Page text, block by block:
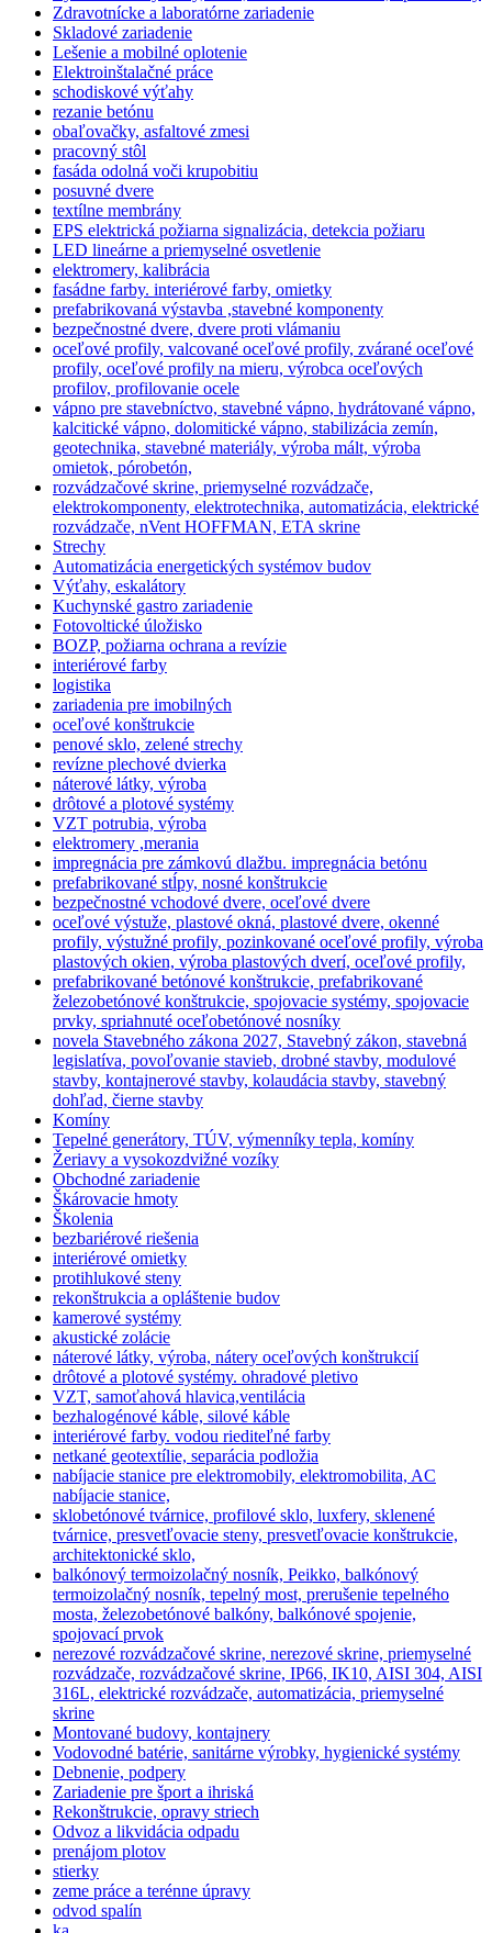
Zdravotnícke a laboratórne zariadenie
Skladové zariadenie
Lešenie a mobilné oplotenie
Elektroinštalačné práce
schodiskové výťahy
rezanie betónu
obaľovačky, asfaltové zmesi
pracovný stôl
fasáda odolná voči krupobitiu
posuvné dvere
textílne membrány
EPS elektrická požiarna signalizácia, detekcia požiaru
LED lineárne a priemyselné osvetlenie
elektromery, kalibrácia
fasádne farby. interiérové farby, omietky
prefabrikovaná výstavba ,stavebné komponenty
bezpečnostné dvere, dvere proti vlámaniu
oceľové profily, valcované oceľové profily, zvárané oceľové
profily, oceľové profily na mieru, výrobca oceľových
profilov, profilovanie ocele
vápno pre stavebníctvo, stavebné vápno, hydrátované vápno,
kalcitické vápno, dolomitické vápno, stabilizácia zemín,
geotechnika, stavebné materiály, výroba mált, výroba
omietok, pórobetón,
rozvádzačové skrine, priemyselné rozvádzače,
elektrokomponenty, elektrotechnika, automatizácia, elektrické
rozvádzače, nVent HOFFMAN, ETA skrine
Strechy
Automatizácia energetických systémov budov
Výťahy, eskalátory
Kuchynské gastro zariadenie
Fotovoltické úložisko
BOZP, požiarna ochrana a revízie
interiérové farby
logistika
zariadenia pre imobilných
oceľové konštrukcie
penové sklo, zelené strechy
revízne plechové dvierka
náterové látky, výroba
drôtové a plotové systémy
VZT potrubia, výroba
elektromery ,merania
impregnácia pre zámkovú dlažbu. impregnácia betónu
prefabrikované stĺpy, nosné konštrukcie
bezpečnostné vchodové dvere, oceľové dvere
oceľové výstuže, plastové okná, plastové dvere, okenné
profily, výstužné profily, pozinkované oceľové profily, výroba
plastových okien, výroba plastových dverí, oceľové profily,
prefabrikované betónové konštrukcie, prefabrikované
železobetónové konštrukcie, spojovacie systémy, spojovacie
prvky, spriahnuté oceľobetónové nosníky
novela Stavebného zákona 2027, Stavebný zákon, stavebná
legislatíva, povoľovanie stavieb, drobné stavby, modulové
stavby, kontajnerové stavby, kolaudácia stavby, stavebný
dohľad, čierne stavby
Komíny
Tepelné generátory, TÚV, výmenníky tepla, komíny
Žeriavy a vysokozdvižné vozíky
Obchodné zariadenie
Škárovacie hmoty
Školenia
bezbariérové riešenia
interiérové omietky
protihlukové steny
rekonštrukcia a opláštenie budov
kamerové systémy
akustické zolácie
náterové látky, výroba, nátery oceľových konštrukcií
drôtové a plotové systémy. ohradové pletivo
VZT, samoťahová hlavica,ventilácia
bezhalogénové káble, silové káble
interiérové farby. vodou riediteľné farby
netkané geotextílie, separácia podložia
nabíjacie stanice pre elektromobily, elektromobilita, AC
nabíjacie stanice,
sklobetónové tvárnice, profilové sklo, luxfery, sklenené
tvárnice, presvetľovacie steny, presvetľovacie konštrukcie,
architektonické sklo,
balkónový termoizolačný nosník, Peikko, balkónový
termoizolačný nosník, tepelný most, prerušenie tepelného
mosta, železobetónové balkóny, balkónové spojenie,
spojovací prvok
nerezové rozvádzačové skrine, nerezové skrine, priemyselné
rozvádzače, rozvádzačové skrine, IP66, IK10, AISI 304, AISI
316L, elektrické rozvádzače, automatizácia, priemyselné
skrine
Montované budovy, kontajnery
Vodovodné batérie, sanitárne výrobky, hygienické systémy
Debnenie, podpery
Zariadenie pre šport a ihriská
Rekonštrukcie, opravy striech
Odvoz a likvidácia odpadu
prenájom plotov
stierky
zeme práce a terénne úpravy
odvod spalín